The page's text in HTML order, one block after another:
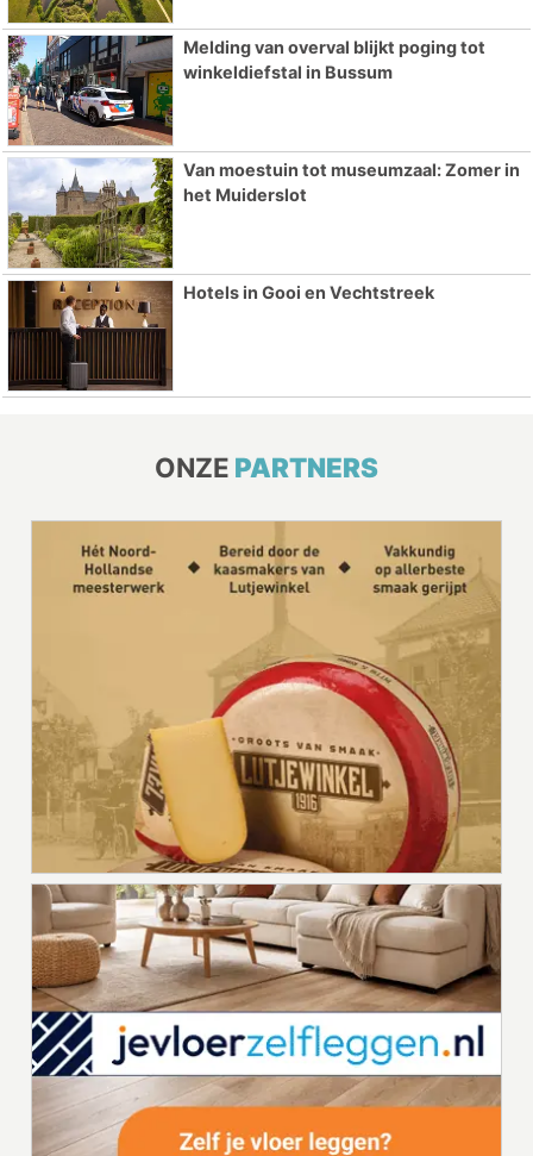
Melding van overval blijkt poging tot
winkeldiefstal in Bussum
Van moestuin tot museumzaal: Zomer in
het Muiderslot
Hotels in Gooi en Vechtstreek
ONZE PARTNERS